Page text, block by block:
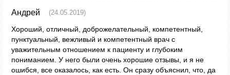
Андрей (24.05.2019)
Хороший, отличный, доброжелательный, компетентный,
пунктуальный, вежливый и компетентный врач с
уважительным отношением к пациенту и глубоким
пониманием. У него были очень хорошие отзывы, и я не
ошибся, все оказалось, как есть. Он сразу объяснил, что, да